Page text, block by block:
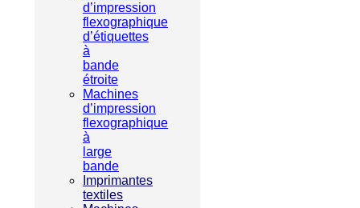
d’impression
flexographique
d’étiquettes
à
bande
étroite
Machines
d’impression
flexographique
à
large
bande
Imprimantes
textiles